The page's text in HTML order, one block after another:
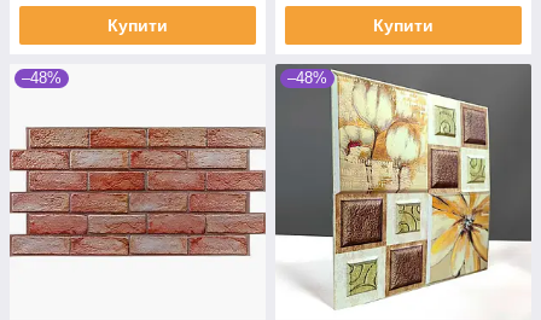
Купити Купити
–48% –48%